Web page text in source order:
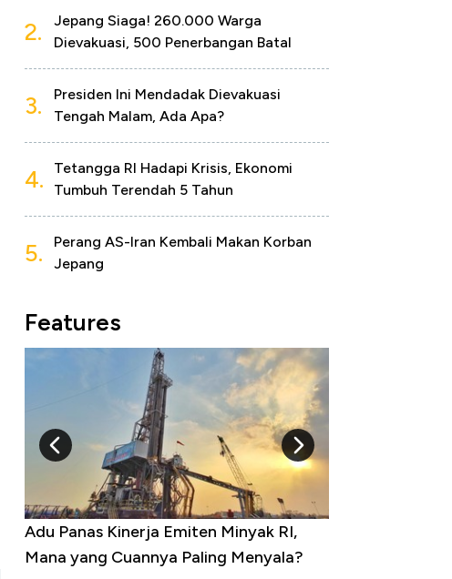
2.
Jepang Siaga! 260.000 Warga
Dievakuasi, 500 Penerbangan Batal
3.
Presiden Ini Mendadak Dievakuasi
Tengah Malam, Ada Apa?
4.
Tetangga RI Hadapi Krisis, Ekonomi
Tumbuh Terendah 5 Tahun
5.
Perang AS-Iran Kembali Makan Korban
Jepang
Features
Adu Panas Kinerja Emiten Minyak RI,
Mana yang Cuannya Paling Menyala?